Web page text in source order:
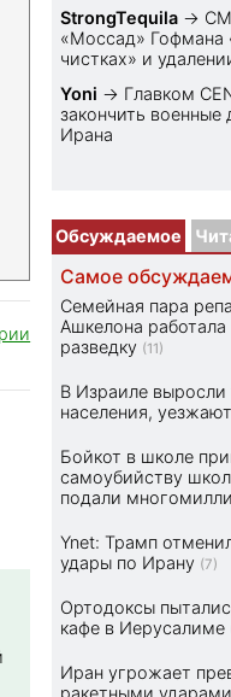
StrongTequila →
«Моссад» Гофмана
чистках» и
Yoni → Главком
закончить военные
Ирана
Обсуждаемое
Самое
Семейная пара
Ашкелона
разведку (11)
В Израиле
населения,
Бойкот в школе
самоубийству
подали
Ynet: Трамп
удары по Ирану (7)
Ортодоксы
кафе в Иерусалиме
Иран угрожает